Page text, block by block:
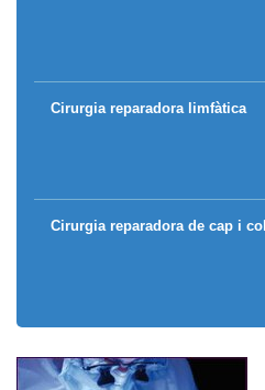
Cirurgia reparadora limfàtica
Cirurgia reparadora de cap i coll